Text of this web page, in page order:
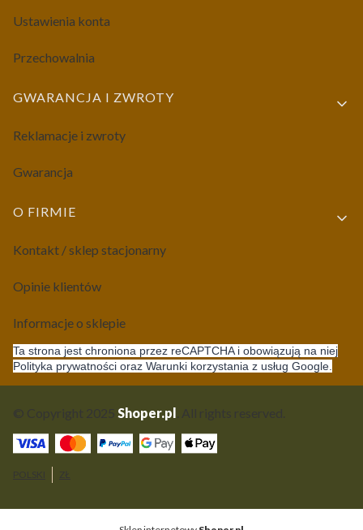
Ustawienia konta
Przechowalnia
GWARANCJA I ZWROTY
Reklamacje i zwroty
Gwarancja
O FIRMIE
Kontakt / sklep stacjonarny
Opinie klientów
Informacje o sklepie
Ta strona jest chroniona przez reCAPTCHA i obowiązują na niej
Polityka prywatności oraz Warunki korzystania z usług Google.
Shoper.pl